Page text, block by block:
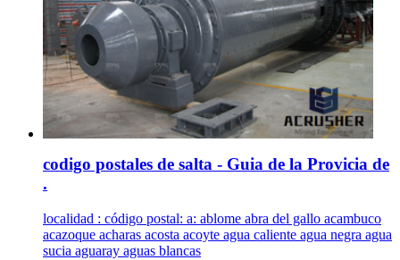
codigo postales de salta - Guia de la Provicia de
.
localidad : código postal: a: ablome abra del gallo acambuco
acazoque acharas acosta acoyte agua caliente agua negra agua
sucia aguaray aguas blancas